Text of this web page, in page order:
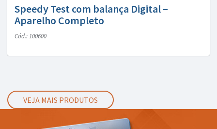
Speedy Test com balança Digital –
Aparelho Completo
Cód.: 100600
VEJA MAIS PRODUTOS